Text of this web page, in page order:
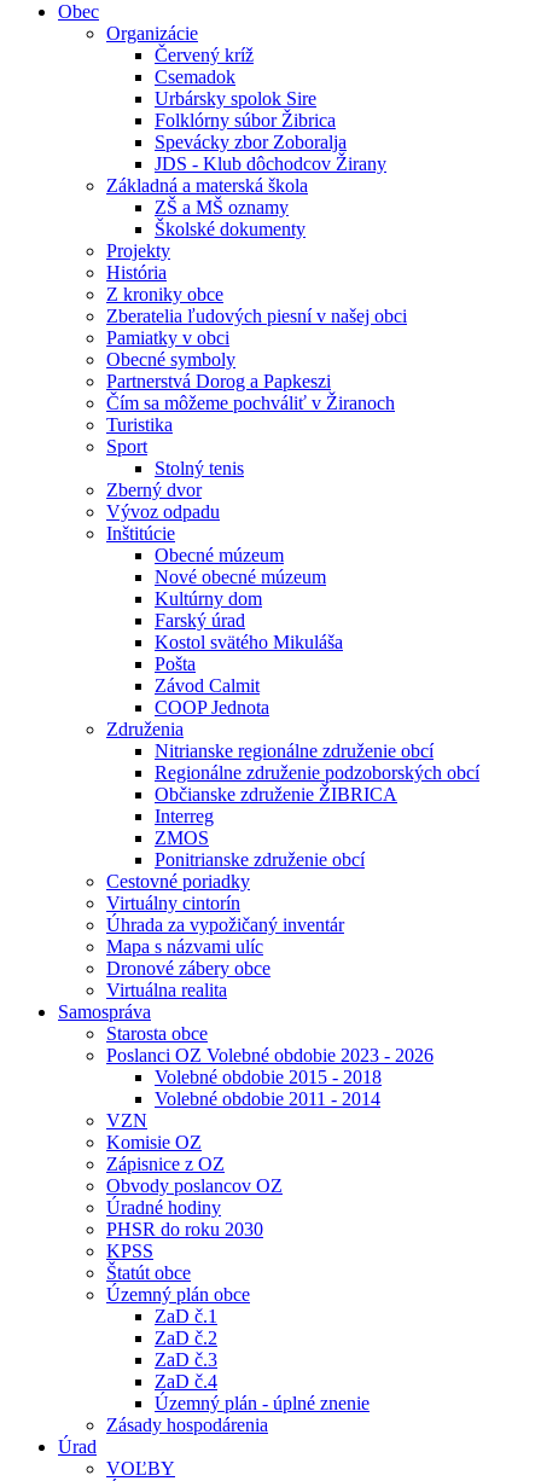
Obec
Organizácie
Červený kríž
Csemadok
Urbársky spolok Sire
Folklórny súbor Žibrica
Spevácky zbor Zoboralja
JDS - Klub dôchodcov Žirany
Základná a materská škola
ZŠ a MŠ oznamy
Školské dokumenty
Projekty
História
Z kroniky obce
Zberatelia ľudových piesní v našej obci
Pamiatky v obci
Obecné symboly
Partnerstvá Dorog a Papkeszi
Čím sa môžeme pochváliť v Žiranoch
Turistika
Sport
Stolný tenis
Zberný dvor
Vývoz odpadu
Inštitúcie
Obecné múzeum
Nové obecné múzeum
Kultúrny dom
Farský úrad
Kostol svätého Mikuláša
Pošta
Závod Calmit
COOP Jednota
Združenia
Nitrianske regionálne združenie obcí
Regionálne združenie podzoborských obcí
Občianske združenie ŽIBRICA
Interreg
ZMOS
Ponitrianske združenie obcí
Cestovné poriadky
Virtuálny cintorín
Úhrada za vypožičaný inventár
Mapa s názvami ulíc
Dronové zábery obce
Virtuálna realita
Samospráva
Starosta obce
Poslanci OZ Volebné obdobie 2023 - 2026
Volebné obdobie 2015 - 2018
Volebné obdobie 2011 - 2014
VZN
Komisie OZ
Zápisnice z OZ
Obvody poslancov OZ
Úradné hodiny
PHSR do roku 2030
KPSS
Štatút obce
Územný plán obce
ZaD č.1
ZaD č.2
ZaD č.3
ZaD č.4
Územný plán - úplné znenie
Zásady hospodárenia
Úrad
VOĽBY